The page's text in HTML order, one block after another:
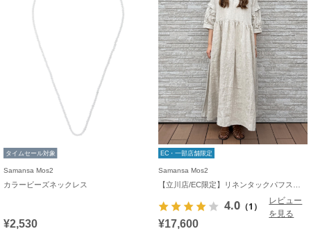
タイムセール対象
Samansa Mos2
カラービーズネックレス
¥2,530
EC・一部店舗限定
Samansa Mos2
4.0 （1）
レビュー
を見る
¥17,600